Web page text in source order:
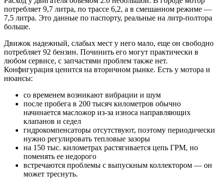
потребляет 9,7 литра, по трассе 6,2, а в смешанном режиме —
7,5 литра. Это данные по паспорту, реальные на литр-полтора
больше.
Движок надежный, слабых мест у него мало, еще он свободно
потребляет 92 бензин. Починить его могут практически в
любом сервисе, с запчастями проблем также нет.
Конфигурация ценится на вторичном рынке. Есть у мотора и
нюансы:
со временем возникают вибрации и шум
после пробега в 200 тысяч километров обычно
начинается масложор из-за износа направляющих
клапанов и седел
гидрокомпенсаторы отсутствуют, поэтому периодически
нужно регулировать тепловые зазоры
на 150 тыс. километрах растягивается цепь ГРМ, но
поменять ее недорого
встречаются проблемы с выпускным коллектором — он
может треснуть.